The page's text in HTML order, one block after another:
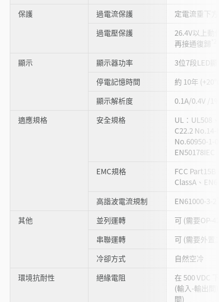
保護
過電流保護
定電流垂下
過電壓保護
26.4V以上動
再接通復歸
顯示 顯示器功率
3位7段LED
停電記憶時間
約 10年
顯示解析度
0.1A/0.4V /
適應規格
安全規格
UL：UL508
C22.2 No.14-
No.60950-1-
EN50178IEC
EMC規格
FCC Part15B
ClassA、
高諧波電流規制
EN61000-3-2
其他 並列運轉
可 (需要OP-
串聯運轉
可 (需要外置
冷卻方式
自然空冷
環境抗耐性
絕緣電阻
在 500 VDC
(輸入-輸出間
間)